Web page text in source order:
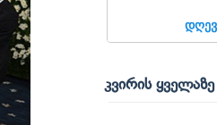
კვირის